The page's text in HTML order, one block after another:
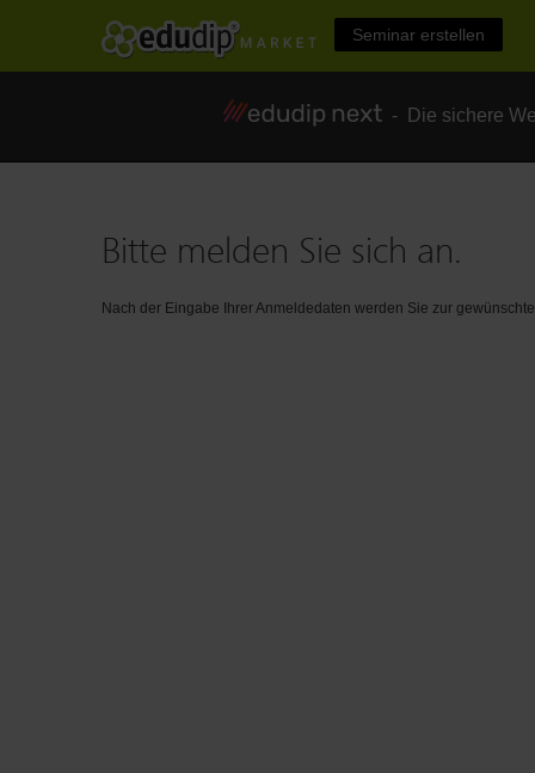
Seminar erstellen
- Die sichere
Bitte melden Sie sich an.
Nach der Eingabe Ihrer Anmeldedaten werden Sie zur